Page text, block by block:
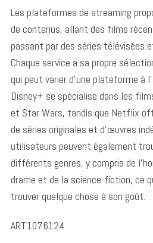
Les plateformes de streaming
de contenus, allant des films
passant par des séries télévisées
Chaque service a sa propre
qui peut varier d’une plateforme à
Disney+ se spécialise dans les
et Star Wars, tandis que Netflix
de séries originales et d’œuvres
utilisateurs peuvent également
différents genres, y compris de
drame et de la science-fiction, ce
trouver quelque chose à son goût.
ART.1076124